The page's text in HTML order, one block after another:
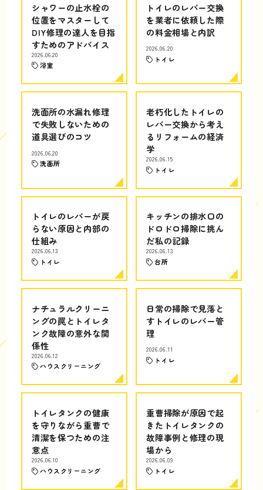
シャワーの止水栓の
位置をマスターして
DIY修理の達人を目指
すためのアドバイス
2026.06.20
浴室
トイレのレバー交換
を業者に依頼した際
の料金相場と内訳
2026.06.20
トイレ
洗面所の水漏れ修理
で失敗しないための
道具選びのコツ
2026.06.20
洗面所
老朽化したトイレの
レバー交換から考え
るリフォームの経済
学
2026.06.15
トイレ
トイレのレバーが戻
らない原因と内部の
仕組み
2026.06.13
トイレ
キッチンの排水口の
ドロドロ掃除に挑ん
だ私の記録
2026.06.13
台所
ナチュラルクリーニ
ングの罠とトイレタ
ンク故障の意外な関
係性
2026.06.12
ハウスクリーニング
日常の掃除で見落と
すトイレのレバー管
理
2026.06.11
トイレ
トイレタンクの健康
を守りながら重曹で
清潔を保つための注
意点
2026.06.10
ハウスクリーニング
重曹掃除が原因で起
きたトイレタンクの
故障事例と修理の現
場から
2026.06.09
トイレ